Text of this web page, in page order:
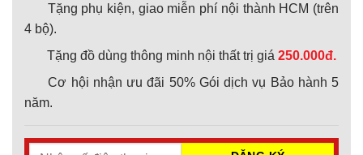
Tặng phụ kiện, giao miễn phí nội thành HCM (trên
4 bộ).
Tặng đồ dùng thông minh nội thất trị giá 250.000đ.
Cơ hội nhận ưu đãi 50% Gói dịch vụ Bảo hành 5
năm.